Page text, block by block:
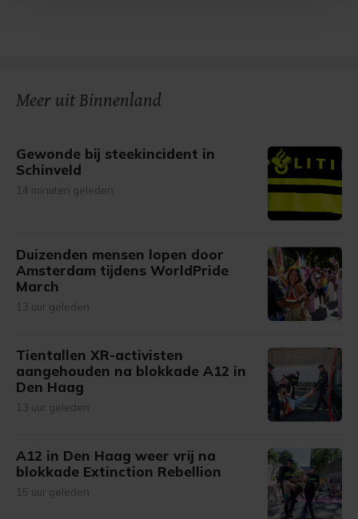
Meer uit Binnenland
Gewonde bij steekincident in
Schinveld
14 minuten geleden
Duizenden mensen lopen door
Amsterdam tijdens WorldPride
March
13 uur geleden
Tientallen XR-activisten
aangehouden na blokkade A12 in
Den Haag
13 uur geleden
A12 in Den Haag weer vrij na
blokkade Extinction Rebellion
15 uur geleden